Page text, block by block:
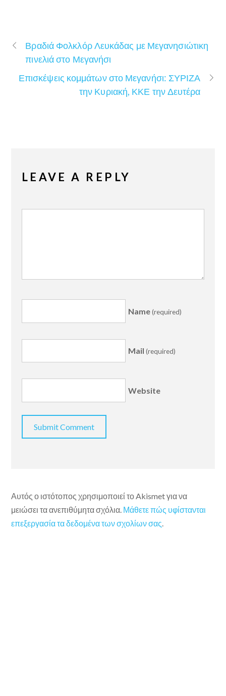
Βραδιά Φολκλόρ Λευκάδας με Μεγανησιώτικη
πινελιά στο Μεγανήσι
Επισκέψεις κομμάτων στο Μεγανήσι: ΣΥΡΙΖΑ
την Κυριακή, ΚΚΕ την Δευτέρα
LEAVE A REPLY
Name(required)
Mail (required)
Website
Αυτός ο ιστότοπος χρησιμοποιεί το Akismet για να
μειώσει τα ανεπιθύμητα σχόλια. Μάθετε πώς υφίστανται
επεξεργασία τα δεδομένα των σχολίων σας